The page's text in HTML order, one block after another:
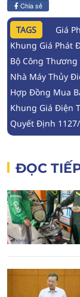
Chia sẻ
TAGS Giá
Khung Giá Phát
Bộ Công Thương
Nhà Máy Thủy
Hợp Đồng Mua
Khung Giá Điện
Quyết Định
ĐỌC